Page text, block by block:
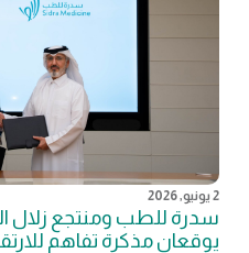
2 يونيو, 2026
سدرة للطب ومنتجع
يوقعان مذكرة تفاهم